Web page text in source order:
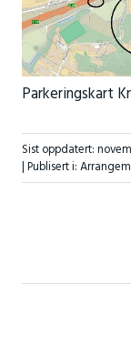
Parkeringskart
Sist oppdatert:
|Publisert i: